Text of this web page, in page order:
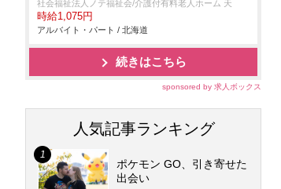
社会福祉法人ノテ福祉会/介護付有料老人ホーム 天
時給1,075円
アルバイト・パート / 北海道
続きはこちら
sponsored by 求人ボックス
人気記事ランキング
ポケモン GO、引き寄せた
出会い